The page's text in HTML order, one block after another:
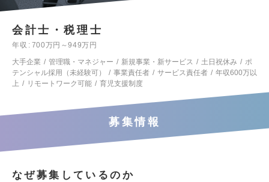
会計士・税理士
年収
700万円～949万円
大手企業
管理職・マネジャー 新規事業・新サービス 土日祝休み
ポ
テンシャル採用（未経験可）
事業責任者 サービス責任者
年収600万以
上
リモートワーク可能 育児支援制度
募集情報
なぜ募集しているのか